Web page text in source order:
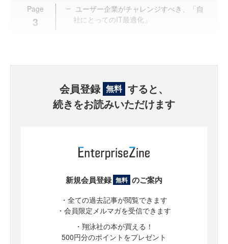
Page
3
ユーザー企業がチャレンジすべき、「自
社にとってのIT最適化」
会員登録 無料 すると、
続きをお読みいただけます
新規会員登録 無料 のご案内
・全ての過去記事が閲覧できます
・会員限定メルマガを受信できます
・翔泳社の本が買える！
500円分のポイントをプレゼント